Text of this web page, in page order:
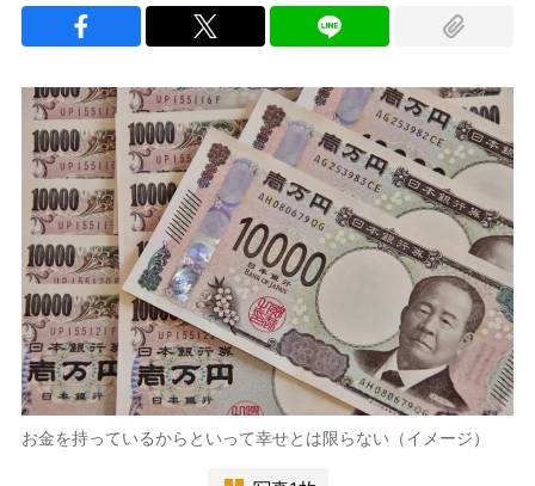
お金を持っているからといって幸せとは限らない（イメージ）